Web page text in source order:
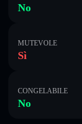
No
MUTEVOLE
Sì
CONGELABILE
No